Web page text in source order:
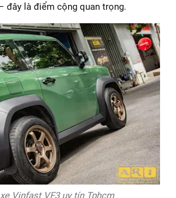
Vinfast VF3 thương hiệu ARI
hành: Một dịch vụ uy tín sẽ có báo
hành từ 3–10 năm tùy loại phim.
đại: Phòng thi công sạch bụi, trang
giúp lớp phim bám chắc và thẩm mỹ
Bao gồm chăm sóc, vệ sinh, hỗ trợ
đây là điểm cộng quan trọng.